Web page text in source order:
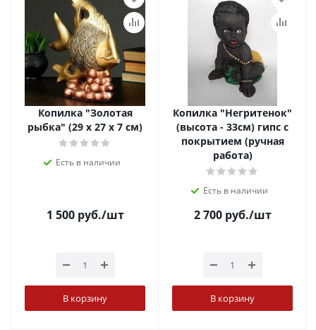
Копилка "Золотая
рыбка" (29 х 27 х 7 см)
Есть в наличии
1 500руб./шт
В корзину
Копилка "Негритенок"
(высота - 33см) гипс с
покрытием (ручная
работа)
Есть в наличии
2 700руб./шт
В корзину